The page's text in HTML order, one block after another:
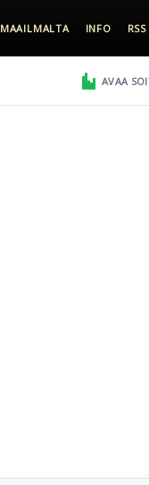
MAAILMALTA INFO RSS
AVAA